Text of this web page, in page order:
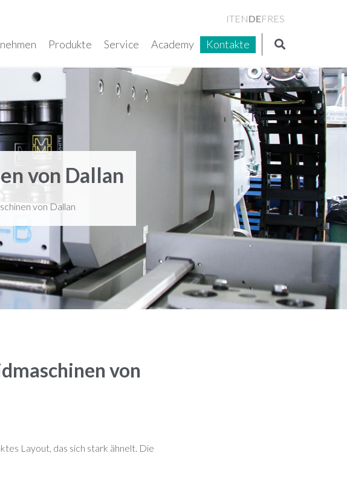
ITENDEFRES
Produkte Service Academy Kontakte
von Dallan
von Dallan
von
Layout, das sich stark ähnelt. Die